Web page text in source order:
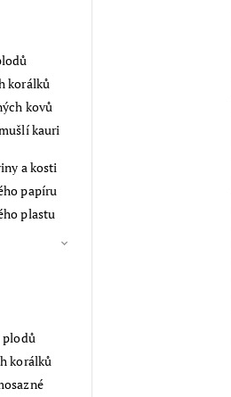
korálků
kovů
kauri
a kosti
papíru
plastu
plodů
korálků